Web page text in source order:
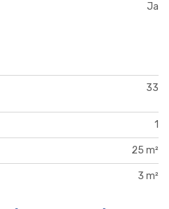
Ja
33
1
25 m²
3 m²